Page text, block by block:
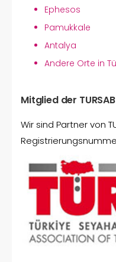
Ephesos
Pamukkale
Antalya
Andere Orte in
Mitglied der TURSAB
Wir sind Partner von